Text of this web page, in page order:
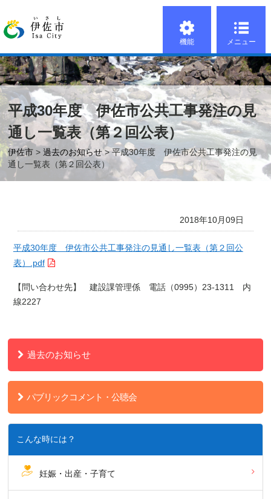
機能 メニュー
平成30年度 伊佐市公共工事発注の見
通し一覧表（第２回公表）
伊佐市 >過去のお知らせ> 平成30年度 伊佐市公共工事発注の見
通し一覧表（第２回公表）
2018年10月09日
平成30年度 伊佐市公共工事発注の見通し一覧表（第２回公
表）.pdf
【問い合わせ先】 建設課管理係 電話（0995）23-1311 内
線2227
過去のお知らせ
パブリックコメント・公聴会
こんな時には？
妊娠・出産・子育て